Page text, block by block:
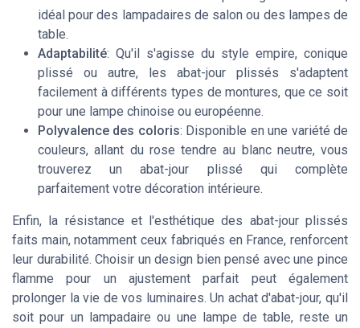
idéal pour des lampadaires de salon ou des lampes de
table.
Adaptabilité: Qu'il s'agisse du style empire, conique
plissé ou autre, les abat-jour plissés s'adaptent
facilement à différents types de montures, que ce soit
pour une lampe chinoise ou européenne.
Polyvalence des coloris: Disponible en une variété de
couleurs, allant du rose tendre au blanc neutre, vous
trouverez un abat-jour plissé qui complète
parfaitement votre décoration intérieure.
Enfin, la résistance et l'esthétique des abat-jour plissés
faits main, notamment ceux fabriqués en France, renforcent
leur durabilité. Choisir un design bien pensé avec une pince
flamme pour un ajustement parfait peut également
prolonger la vie de vos luminaires. Un achat d'abat-jour, qu'il
soit pour un lampadaire ou une lampe de table, reste un